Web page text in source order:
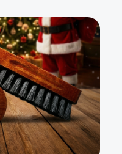
на обработку персональных
с вами